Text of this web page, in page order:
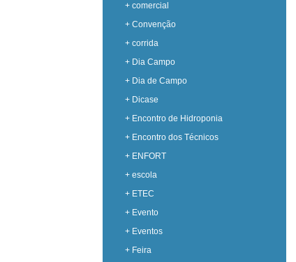
+ comercial
+ Convenção
+ corrida
+ Dia Campo
+ Dia de Campo
+ Dicase
+ Encontro de Hidroponia
+ Encontro dos Técnicos
+ ENFORT
+ escola
+ ETEC
+ Evento
+ Eventos
+ Feira